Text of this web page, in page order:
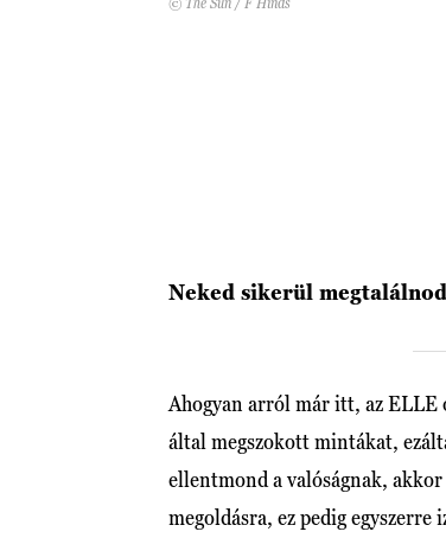
© The Sun / F Hinds
Neked sikerül
Ahogyan arról már itt, az
által megszokott mintákat,
ellentmond a valóságnak,
megoldásra, ez pedig